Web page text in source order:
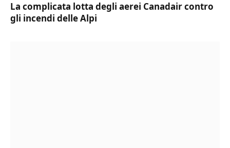
La complicata lotta degli aerei Canadair contro
gli incendi delle Alpi